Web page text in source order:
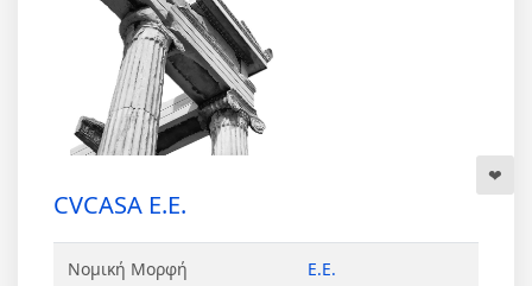
CVCASA Ε.Ε.
Νομική Μορφή Ε.Ε.